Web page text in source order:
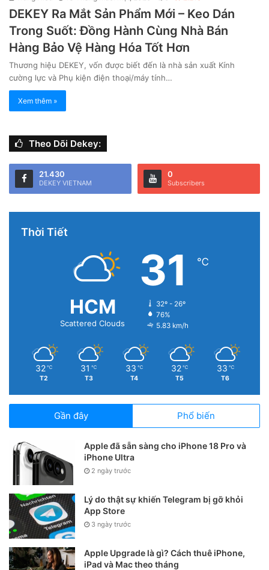
DEKEY Ra Mắt Sản Phẩm Mới – Keo Dán
Trong Suốt: Đồng Hành Cùng Nhà Bán
Hàng Bảo Vệ Hàng Hóa Tốt Hơn
Thương hiệu DEKEY, vốn được biết đến là nhà sản xuất Kính
cường lực và Phụ kiện điện thoại/máy tính…
Xem thêm »
Theo Dõi Dekey:
21.430
DEKEY VIETNAM
0
Subscribers
Thời Tiết
HCM
Scattered Clouds
31 ℃
32º - 26º
76%
5.83 km/h
32 ℃
T2
31 ℃
T3
33 ℃
T4
32 ℃
T5
33 ℃
T6
Gần đây Phổ biến
Apple đã sẵn sàng cho iPhone 18 Pro và
iPhone Ultra
2 ngày trước
Lý do thật sự khiến Telegram bị gỡ khỏi
App Store
3 ngày trước
Apple Upgrade là gì? Cách thuê iPhone,
iPad và Mac theo tháng